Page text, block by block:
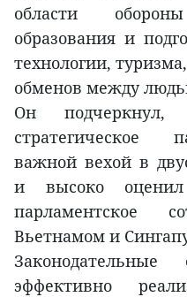
области
образования и
технологии,
обменов между
Он подчеркнул,
стратегическое
важной вехой в
и высоко
парламентское
Вьетнамом и
эффективно